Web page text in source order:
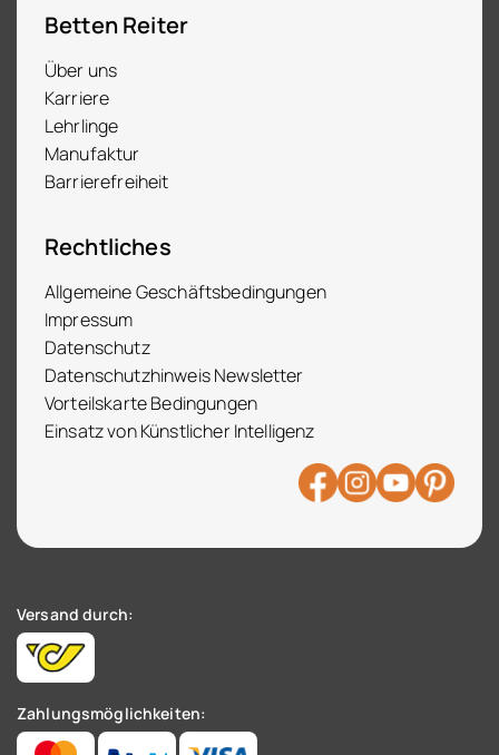
Betten Reiter
Über uns
Karriere
Lehrlinge
Manufaktur
Barrierefreiheit
Rechtliches
Allgemeine Geschäftsbedingungen
Impressum
Datenschutz
Datenschutzhinweis Newsletter
Vorteilskarte Bedingungen
Einsatz von Künstlicher Intelligenz
Versand durch:
Zahlungsmöglichkeiten: